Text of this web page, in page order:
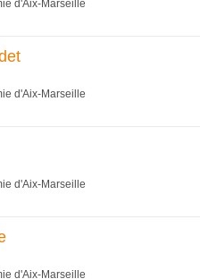
d'Aix-Marseille
d'Aix-Marseille
d'Aix-Marseille
d'Aix-Marseille